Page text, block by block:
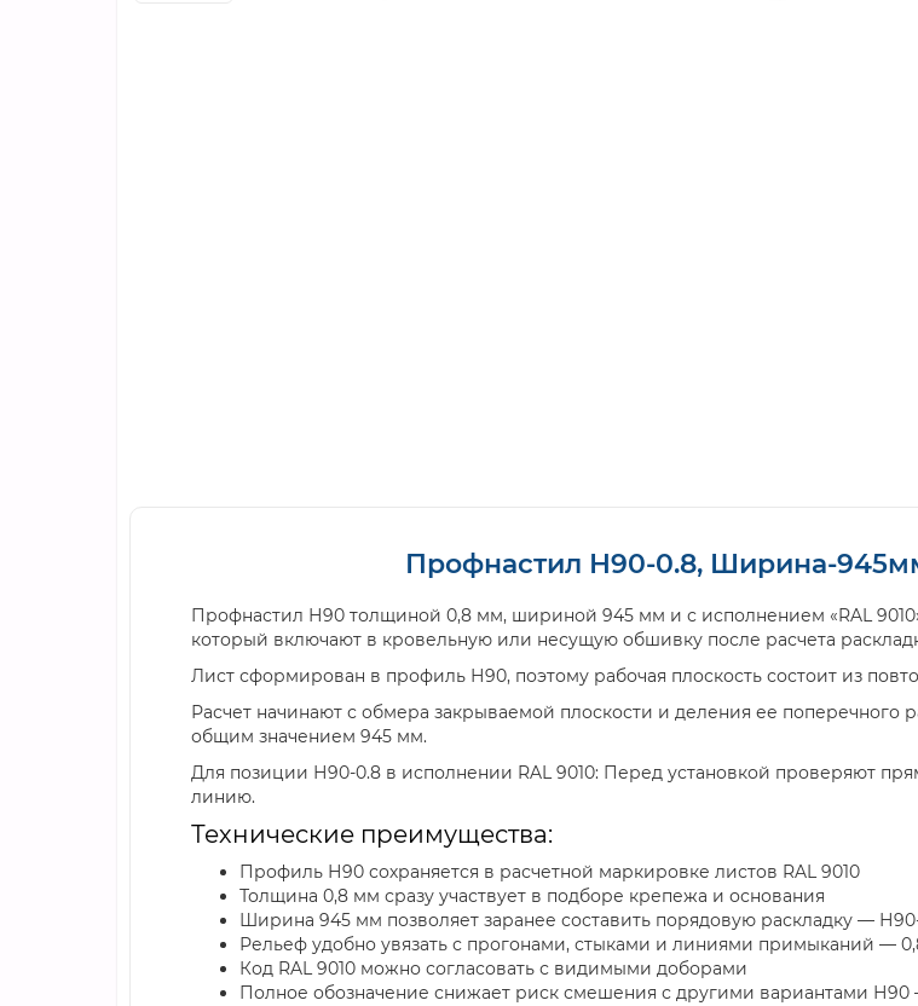
Профнастил Н90-0.8, Ширина-
Профнастил Н90 толщиной 0,8 мм, шириной 945 мм и с исполнением «RAL
который включают в кровельную или несущую обшивку после расчета
Лист сформирован в профиль Н90, поэтому рабочая плоскость состоит из
Расчет начинают с обмера закрываемой плоскости и деления ее
общим значением 945 мм.
Для позиции Н90-0.8 в исполнении RAL 9010: Перед установкой проверяют
линию.
Технические преимущества:
Профиль Н90 сохраняется в расчетной маркировке листов RAL 9010
Толщина 0,8 мм сразу участвует в подборе крепежа и основания
Ширина 945 мм позволяет заранее составить порядовую раскладку — Н90-
Рельеф удобно увязать с прогонами, стыками и линиями примыканий —
Код RAL 9010 можно согласовать с видимыми доборами
Полное обозначение снижает риск смешения с другими вариантами Н90